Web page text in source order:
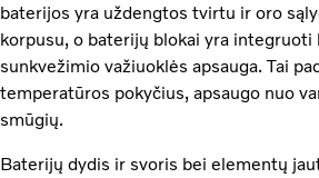
baterijos yra uždengtos tvirtu ir oro
korpusu, o baterijų blokai yra integruoti
sunkvežimio važiuoklės apsauga. Tai
temperatūros pokyčius, apsaugo nuo
smūgių.
Baterijų dydis ir svoris bei elementų